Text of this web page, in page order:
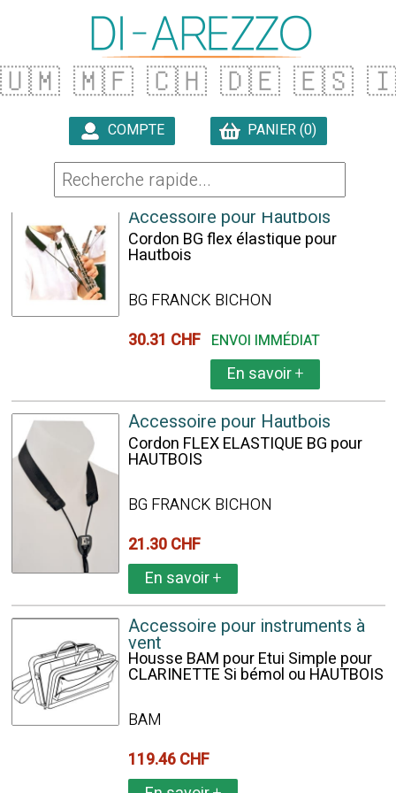
🇺🇲 🇲🇫 🇨🇭 🇩🇪 🇪🇸
COMPTE PANIER (0)
3 ARTICLES TROUVÉS
Accessoire pour Hautbois
Cordon BG flex élastique pour
Hautbois
BG FRANCK BICHON
30.31 CHF ENVOI IMMÉDIAT
En savoir+
Accessoire pour Hautbois
Cordon FLEX ELASTIQUE BG pour
HAUTBOIS
BG FRANCK BICHON
21.30 CHF
En savoir+
Accessoire pour instruments à
vent
Housse BAM pour Etui Simple pour
CLARINETTE Si bémol ou HAUTBOIS
BAM
119.46 CHF